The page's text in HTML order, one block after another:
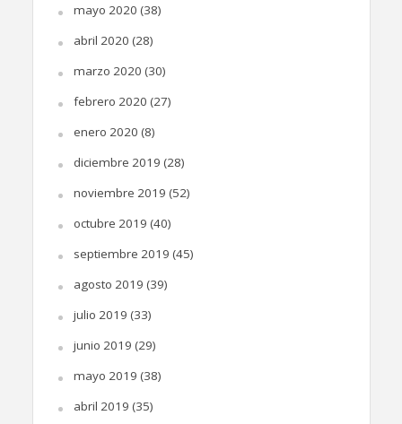
mayo 2020 (38)
abril 2020 (28)
marzo 2020 (30)
febrero 2020 (27)
enero 2020 (8)
diciembre 2019 (28)
noviembre 2019 (52)
octubre 2019 (40)
septiembre 2019 (45)
agosto 2019 (39)
julio 2019 (33)
junio 2019 (29)
mayo 2019 (38)
abril 2019 (35)